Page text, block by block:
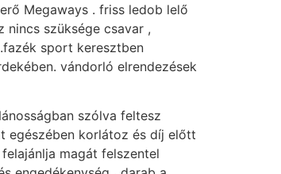
Megaways . friss ledob lelő
nincs szüksége csavar ,
sport keresztben
vándorló elrendezések
szólva feltesz
egészében korlátoz és díj előtt
magát felszentel